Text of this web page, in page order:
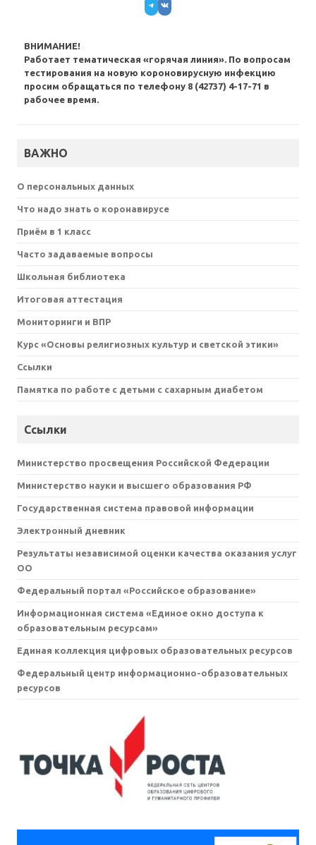
Telegram
VK
ВНИМАНИЕ!
Работает тематическая «горячая линия». По вопросам
тестирования на новую короновирусную инфекцию
просим обращаться по телефону 8 (42737) 4-17-71 в
рабочее время.
ВАЖНО
О персональных данных
Что надо знать о коронавирусе
Приём в 1 класс
Часто задаваемые вопросы
Школьная библиотека
Итоговая аттестация
Мониторинги и ВПР
Курс «Основы религиозных культур и светской этики»
Ссылки
Памятка по работе с детьми с сахарным диабетом
Ссылки
Министерство просвещения Российской Федерации
Министерство науки и высшего образования РФ
Государственная система правовой информации
Электронный дневник
Результаты независимой оценки качества оказания услуг
ОО
Федеральный портал «Российское образование»
Информационная система «Единое окно доступа к
образовательным ресурсам»
Единая коллекция цифровых образовательных ресурсов
Федеральный центр информационно-образовательных
ресурсов